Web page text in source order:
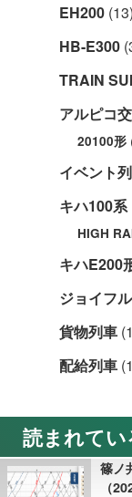
EH200 (13)
HB-E300
TRAIN
アルピコ
20100形
イベント
キハ100
HIGH
キハE200
ジョイフ
貨物列車
配給列車
読まれて
篠ノ
（